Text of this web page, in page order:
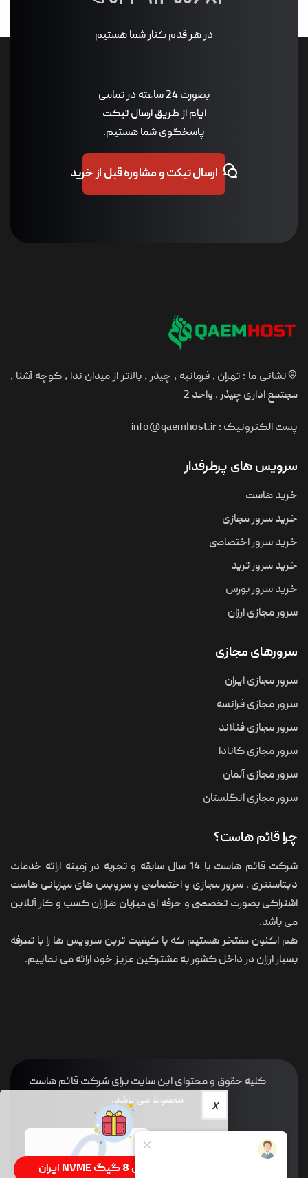
در هر قدم کنار شما هستیم
بصورت 24 ساعته در تمامی
ایام از طریق ارسال تیکت
پاسخگوی شما هستیم.
ارسال تیکت و مشاوره قبل از خرید
نشانی ما : تهران ، فرمانیه ، چیذر ، بالاتر از میدان ندا ، کوچه آشنا ،
مجتمع اداری چیذر ، واحد 2
پست الکترونیک :info@qaemhost.ir
سرویس های پرطرفدار
خرید هاست
خرید سرور مجازی
خرید سرور اختصاصی
خرید سرور ترید
خرید سرور بورس
سرور مجازی ارزان
سرورهای مجازی
سرور مجازی ایران
سرور مجازی فرانسه
سرور مجازی فنلاند
سرور مجازی کانادا
سرور مجازی آلمان
سرور مجازی انگلستان
چرا قائم هاست؟
شرکت قائم هاست با 14 سال سابقه و تجربه در زمینه ارائه خدمات
دیتاسنتری ، سرور مجازی و اختصاصی و سرویس های میزبانی هاست
اشتراکی بصورت تخصصی و حرفه ای میزبان هزاران کسب و کار آنلاین
می باشد.
هم اکنون مفتخر هستیم که با کیفیت ترین سرویس ها را با تعرفه
بسیار ارزان در داخل کشور به مشترکین عزیز خود ارائه می نماییم.
کلیه حقوق و محتوای این سایت برای شرکت قائم هاست
محفوظ می باشد.
سرور سی پنل 8 گیگ NVME ایران